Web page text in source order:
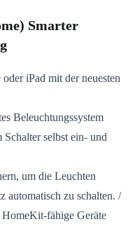
Smarter
iPad mit der neuesten
Beleuchtungssystem
selbst ein- und
um die Leuchten
automatisch zu schalten. /
fähige Geräte